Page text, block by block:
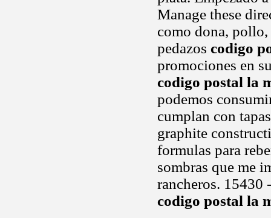
Manage these
como dona,
pedazos codigo
promociones en
codigo postal la
podemos
cumplan con
graphite
formulas para
sombras que me
rancheros. 15430
codigo postal la